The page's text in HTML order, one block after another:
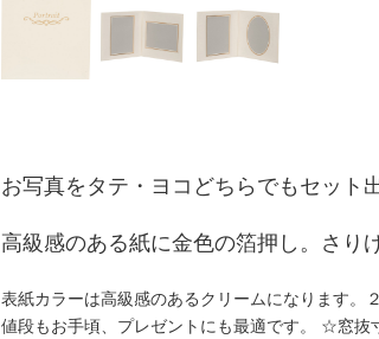
お写真をタテ・ヨコどちらでもセット
高級感のある紙に金色の箔押し。さり
表紙カラーは高級感のあるクリームになります。
値段もお手頃、プレゼントにも最適です。 ☆窓抜